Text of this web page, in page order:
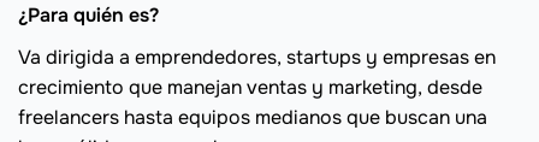
¿Para quién es?
Va dirigida a emprendedores, startups y empresas en
crecimiento que manejan ventas y marketing, desde
freelancers hasta equipos medianos que buscan una